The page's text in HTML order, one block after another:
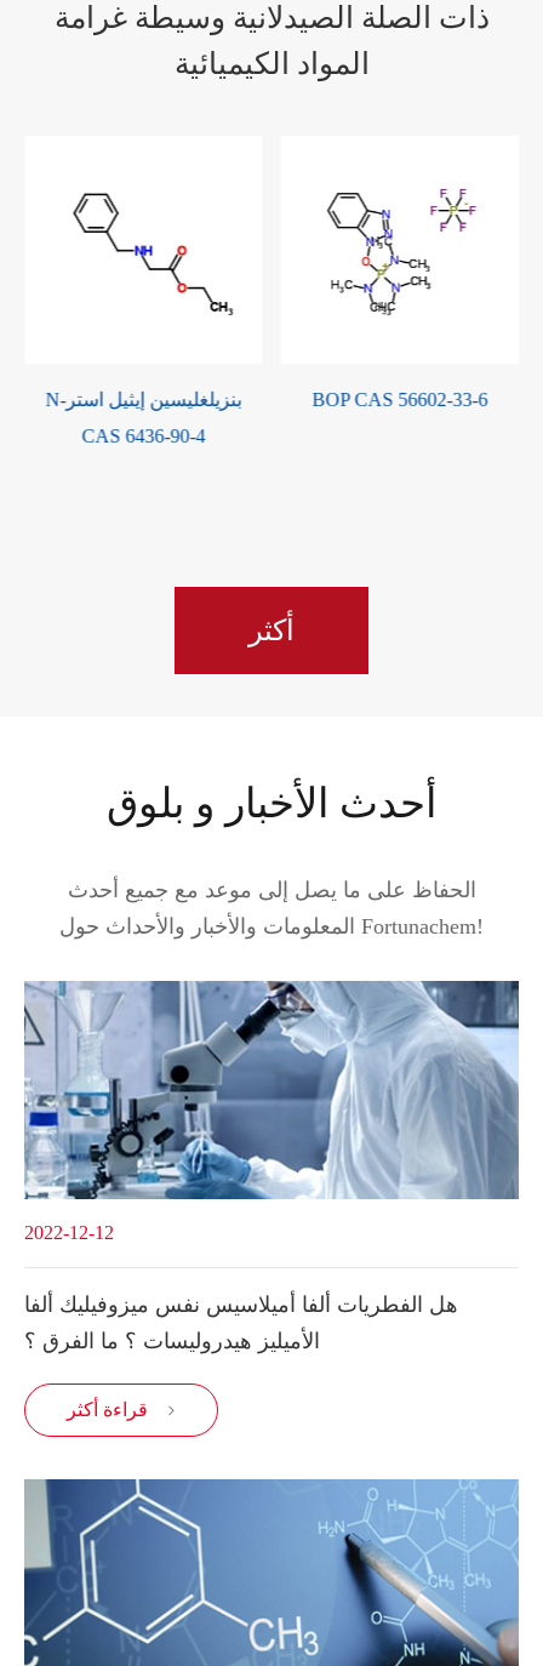
ذات الصلة الصيدلانية وسيطة غرامة
المواد الكيميائية
BOP CAS 56602-33-6
4-Amino-6-chlorobenzene-1 ،
أكثر
أحدث الأخبار و بلوق
الحفاظ على ما يصل إلى موعد مع جميع أحدث
المعلومات والأخبار والأحداث حول Fortunachem!
2022-12-12
هل الفطريات ألفا أميلاسيس نفس ميزوفيليك ألفا
الأميليز هيدروليسات ؟ ما الفرق ؟
قراءة أكثر 